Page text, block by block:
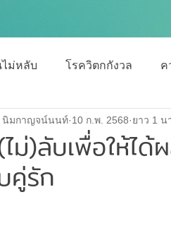
ม่หลับ โรควิตกกังวล ค
ศิลปะบำบัด จิตแพทย์
ม่)ลับเพื่อให้ไ
คู่รัก
นิมกาญจน์นนท์ 10 ก.พ. 2568 ยาว 1 น